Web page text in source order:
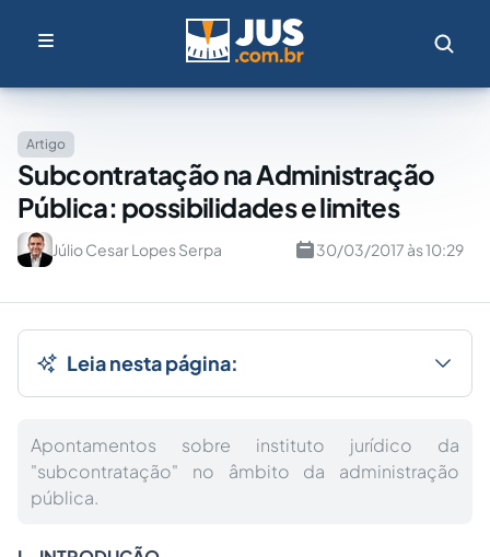
Artigo
Subcontratação na Administração
Pública: possibilidades e limites
Júlio Cesar Lopes Serpa 30/03/2017 às 10:29
Leia nesta página:
Apontamentos sobre instituto jurídico da
"subcontratação" no âmbito da administração
pública.